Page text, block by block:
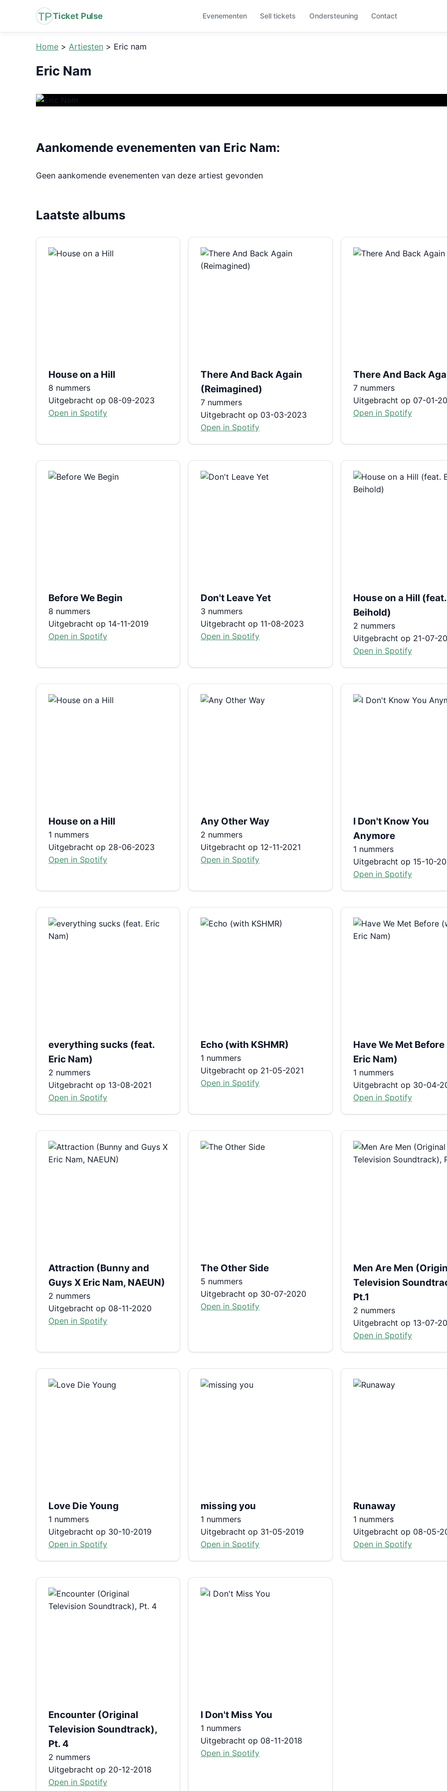
Ticket Pulse Evenementen Sell tickets Ondersteuning Contact
Home > Artiesten > Eric nam
Eric Nam
Aankomende evenementen van Eric Nam:
Geen aankomende evenementen van deze artiest gevonden
Laatste albums
House on a Hill
8 nummers
Uitgebracht op 08-09-2023
Open in Spotify
There And Back Again
(Reimagined)
7 nummers
Uitgebracht op 03-03-2023
Open in Spotify
There And Back
7 nummers
Uitgebracht op 07-01-
Open in Spotify
Before We Begin
8 nummers
Uitgebracht op 14-11-2019
Open in Spotify
Don't Leave Yet
3 nummers
Uitgebracht op 11-08-2023
Open in Spotify
House on a Hill
Beihold)
2 nummers
Uitgebracht op 21-07-
Open in Spotify
House on a Hill
1 nummers
Uitgebracht op 28-06-2023
Open in Spotify
Any Other Way
2 nummers
Uitgebracht op 12-11-2021
Open in Spotify
I Don't Know You
Anymore
1 nummers
Uitgebracht op 15-10-
Open in Spotify
everything sucks (feat.
Eric Nam)
2 nummers
Uitgebracht op 13-08-2021
Open in Spotify
Echo (with KSHMR)
1 nummers
Uitgebracht op 21-05-2021
Open in Spotify
Have We Met
Eric Nam)
1 nummers
Uitgebracht op 30-04-
Open in Spotify
Attraction (Bunny and
Guys X Eric Nam, NAEUN)
2 nummers
Uitgebracht op 08-11-2020
Open in Spotify
The Other Side
5 nummers
Uitgebracht op 30-07-2020
Open in Spotify
Men Are Men
Television
Pt.1
2 nummers
Uitgebracht op 13-07-
Open in Spotify
Love Die Young
1 nummers
Uitgebracht op 30-10-2019
Open in Spotify
missing you
1 nummers
Uitgebracht op 31-05-2019
Open in Spotify
Runaway
1 nummers
Uitgebracht op 08-05-
Open in Spotify
Encounter (Original
Television Soundtrack),
Pt. 4
2 nummers
Uitgebracht op 20-12-2018
Open in Spotify
I Don't Miss You
1 nummers
Uitgebracht op 08-11-2018
Open in Spotify